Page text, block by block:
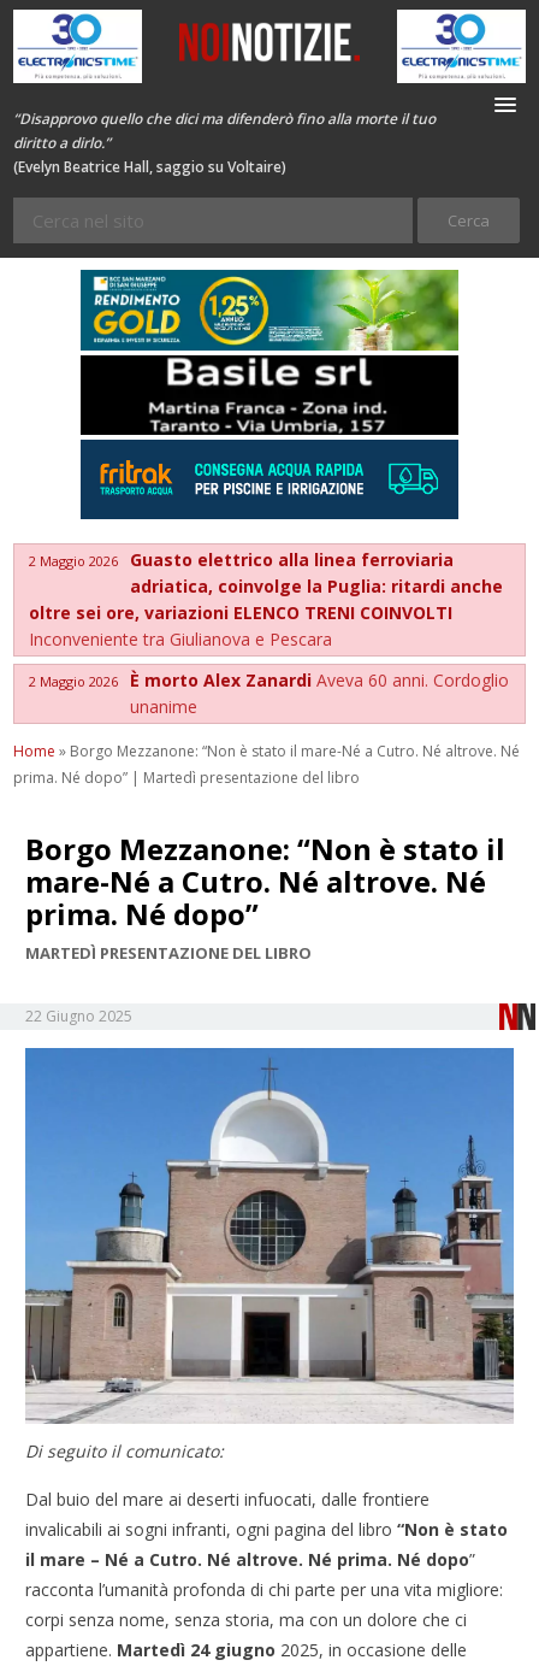
“Disapprovo quello che dici ma difenderò fino alla morte il tuo
diritto a dirlo.”
(Evelyn Beatrice Hall, saggio su Voltaire)
2 Maggio 2026
Guasto elettrico alla linea ferroviaria
adriatica, coinvolge la Puglia: ritardi anche
oltre sei ore, variazioni ELENCO TRENI COINVOLTI
Inconveniente tra Giulianova e Pescara
2 Maggio 2026 È morto Alex ZanardiAveva 60 anni. Cordoglio
unanime
Home » Borgo Mezzanone: “Non è stato il mare-Né a Cutro. Né altrove. Né
prima. Né dopo” | Martedì presentazione del libro
Borgo Mezzanone: “Non è stato il
mare-Né a Cutro. Né altrove. Né
prima. Né dopo”
MARTEDÌ PRESENTAZIONE DEL LIBRO
22 Giugno 2025
Di seguito il comunicato:
Dal buio del mare ai deserti infuocati, dalle frontiere
invalicabili ai sogni infranti, ogni pagina del libro“Non è stato
il mare – Né a Cutro. Né altrove. Né prima. Né dopo”
racconta l’umanità profonda di chi parte per una vita migliore:
corpi senza nome, senza storia, ma con un dolore che ci
appartiene. Martedì 24 giugno 2025, in occasione delle